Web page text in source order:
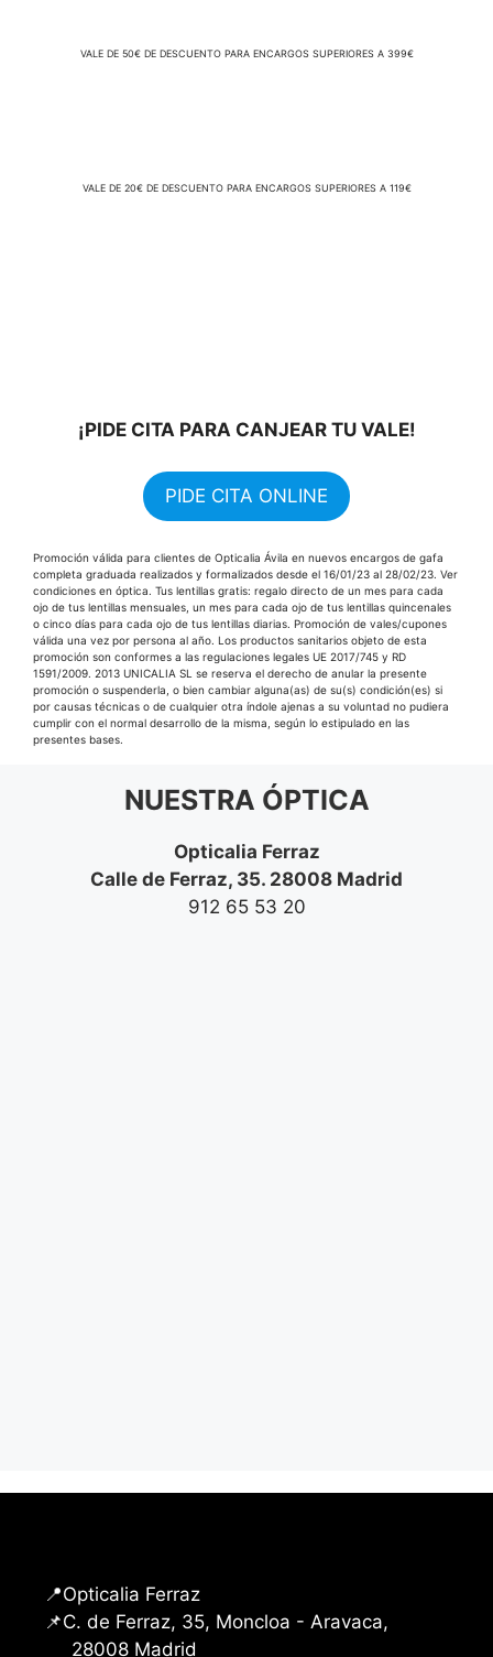
VALE DE 50€ DE DESCUENTO PARA ENCARGOS SUPERIORES A 399€
VALE DE 20€ DE DESCUENTO PARA ENCARGOS SUPERIORES A 119€
¡PIDE CITA PARA CANJEAR TU VALE!
PIDE CITA ONLINE
Promoción válida para clientes de Opticalia Ávila en nuevos encargos de gafa
completa graduada realizados y formalizados desde el 16/01/23 al 28/02/23. Ver
condiciones en óptica. Tus lentillas gratis: regalo directo de un mes para cada
ojo de tus lentillas mensuales, un mes para cada ojo de tus lentillas quincenales
o cinco días para cada ojo de tus lentillas diarias. Promoción de vales/cupones
válida una vez por persona al año. Los productos sanitarios objeto de esta
promoción son conformes a las regulaciones legales UE 2017/745 y RD
1591/2009. 2013 UNICALIA SL se reserva el derecho de anular la presente
promoción o suspenderla, o bien cambiar alguna(as) de su(s) condición(es) si
por causas técnicas o de cualquier otra índole ajenas a su voluntad no pudiera
cumplir con el normal desarrollo de la misma, según lo estipulado en las
presentes bases.
NUESTRA ÓPTICA
Opticalia Ferraz
Calle de Ferraz, 35. 28008 Madrid
912 65 53 20
📍Opticalia Ferraz
📌C. de Ferraz, 35, Moncloa - Aravaca,
28008 Madrid